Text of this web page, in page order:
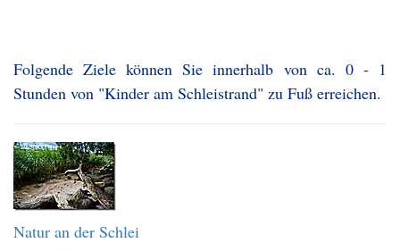
Folgende Ziele können Sie innerhalb von ca. 0 - 1
Stunden von "Kinder am Schleistrand" zu Fuß erreichen.
Natur an der Schlei